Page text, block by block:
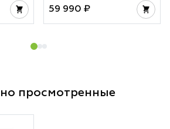
59 990 ₽
просмотренные